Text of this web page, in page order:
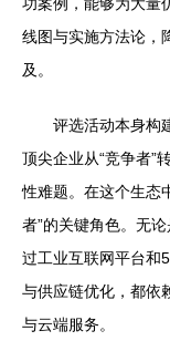
线图与实施方法论，
及。
评选活动本身构
顶尖企业从“竞争者”
性难题。在这个生态
者”的关键角色。无
过工业互联网平台和
与供应链优化，都依
与云端服务。